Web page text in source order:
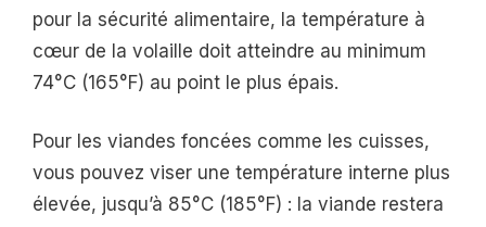
pour la sécurité alimentaire, la température à
cœur de la volaille doit atteindre au minimum
74°C (165°F) au point le plus épais.
Pour les viandes foncées comme les cuisses,
vous pouvez viser une température interne plus
élevée, jusqu’à 85°C (185°F) : la viande restera